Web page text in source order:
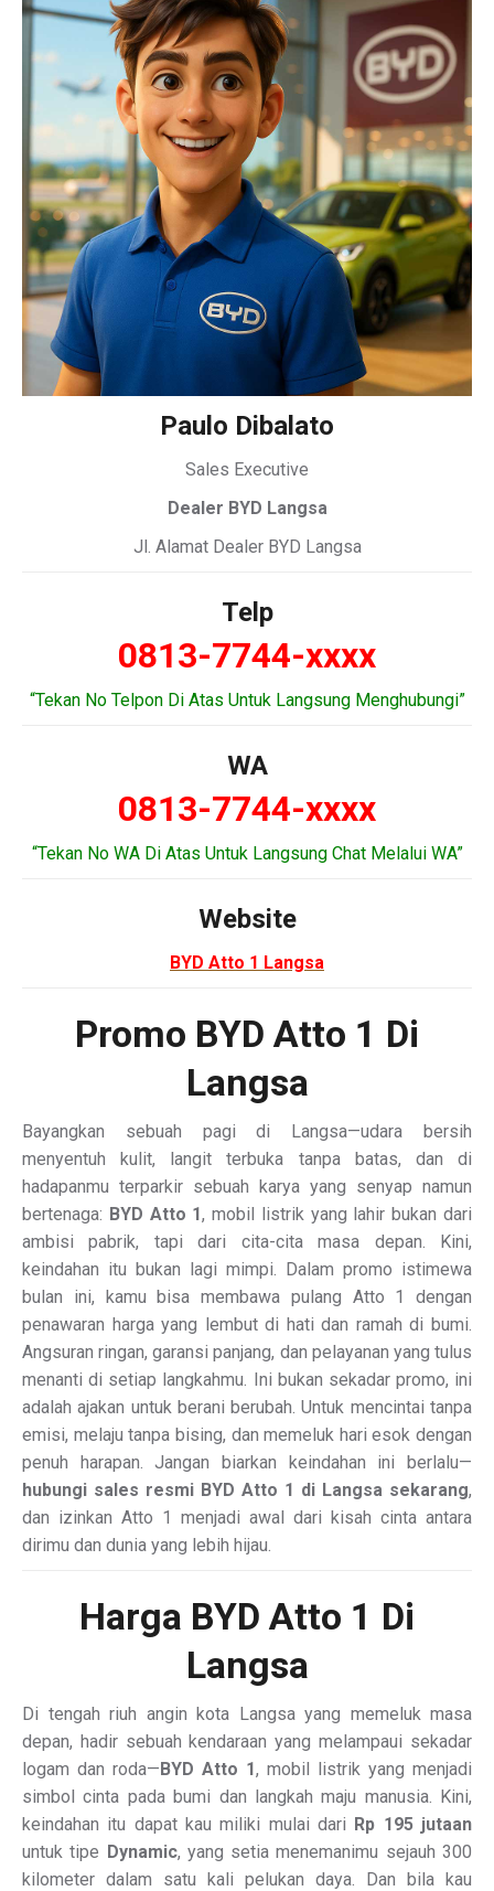
Paulo Dibalato
Sales Executive
Dealer BYD Langsa
Jl. Alamat Dealer BYD Langsa
Telp
0813-7744-xxxx
“Tekan No Telpon Di Atas Untuk Langsung Menghubungi”
WA
0813-7744-xxxx
“Tekan No WA Di Atas Untuk Langsung Chat Melalui WA”
Website
BYD Atto 1 Langsa
Promo BYD Atto 1 Di
Langsa
Bayangkan sebuah pagi di Langsa—udara bersih
menyentuh kulit, langit terbuka tanpa batas, dan di
hadapanmu terparkir sebuah karya yang senyap namun
bertenaga: BYD Atto 1, mobil listrik yang lahir bukan dari
ambisi pabrik, tapi dari cita-cita masa depan. Kini,
keindahan itu bukan lagi mimpi. Dalam promo istimewa
bulan ini, kamu bisa membawa pulang Atto 1 dengan
penawaran harga yang lembut di hati dan ramah di bumi.
Angsuran ringan, garansi panjang, dan pelayanan yang tulus
menanti di setiap langkahmu. Ini bukan sekadar promo, ini
adalah ajakan untuk berani berubah. Untuk mencintai tanpa
emisi, melaju tanpa bising, dan memeluk hari esok dengan
penuh harapan. Jangan biarkan keindahan ini berlalu—
hubungi sales resmi BYD Atto 1 di Langsa sekarang,
dan izinkan Atto 1 menjadi awal dari kisah cinta antara
dirimu dan dunia yang lebih hijau.
Harga BYD Atto 1 Di
Langsa
Di tengah riuh angin kota Langsa yang memeluk masa
depan, hadir sebuah kendaraan yang melampaui sekadar
logam dan roda—BYD Atto 1, mobil listrik yang menjadi
simbol cinta pada bumi dan langkah maju manusia. Kini,
keindahan itu dapat kau miliki mulai dari Rp 195 jutaan
untuk tipe Dynamic, yang setia menemanimu sejauh 300
kilometer dalam satu kali pelukan daya. Dan bila kau